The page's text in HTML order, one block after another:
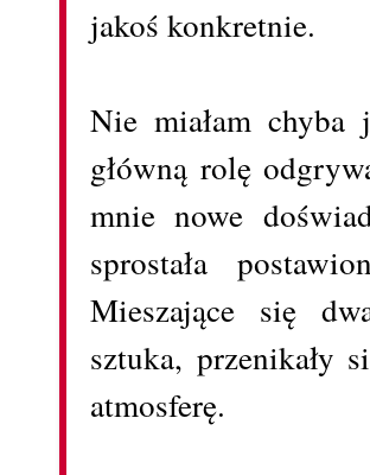
jakoś konkretnie.
Nie miałam
główną rolę
mnie nowe
sprostała
Mieszające się
sztuka, przenikały
atmosferę.